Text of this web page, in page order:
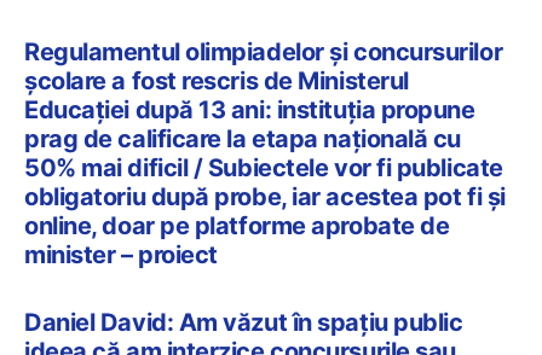
Regulamentul olimpiadelor și concursurilor
școlare a fost rescris de Ministerul
Educației după 13 ani: instituția propune
prag de calificare la etapa națională cu
50% mai dificil / Subiectele vor fi publicate
obligatoriu după probe, iar acestea pot fi și
online, doar pe platforme aprobate de
minister – proiect
Daniel David: Am văzut în spațiu public